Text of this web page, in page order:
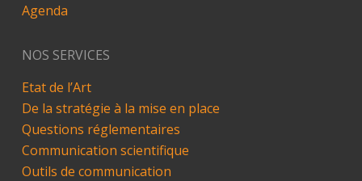
Agenda
NOS SERVICES
Etat de l’Art
De la stratégie à la mise en place
Questions réglementaires
Communication scientifique
Outils de communication